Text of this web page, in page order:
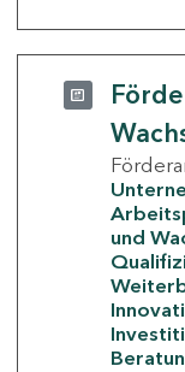
und